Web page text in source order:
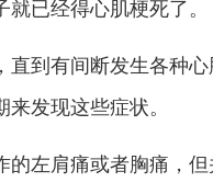
已经得心肌梗死了。
直到有间断发生各种心
发现这些症状。
的左肩痛或者胸痛，但